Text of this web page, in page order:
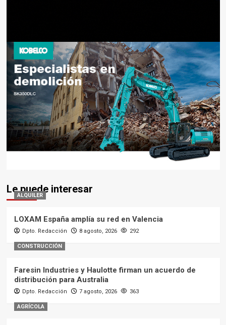
Le puede interesar
ALQUILER
LOXAM España amplía su red en Valencia
Dpto. Redacción 8 agosto, 2026 292
CONSTRUCCIÓN
Faresin Industries y Haulotte firman un acuerdo de
distribución para Australia
Dpto. Redacción 7 agosto, 2026 363
AGRÍCOLA